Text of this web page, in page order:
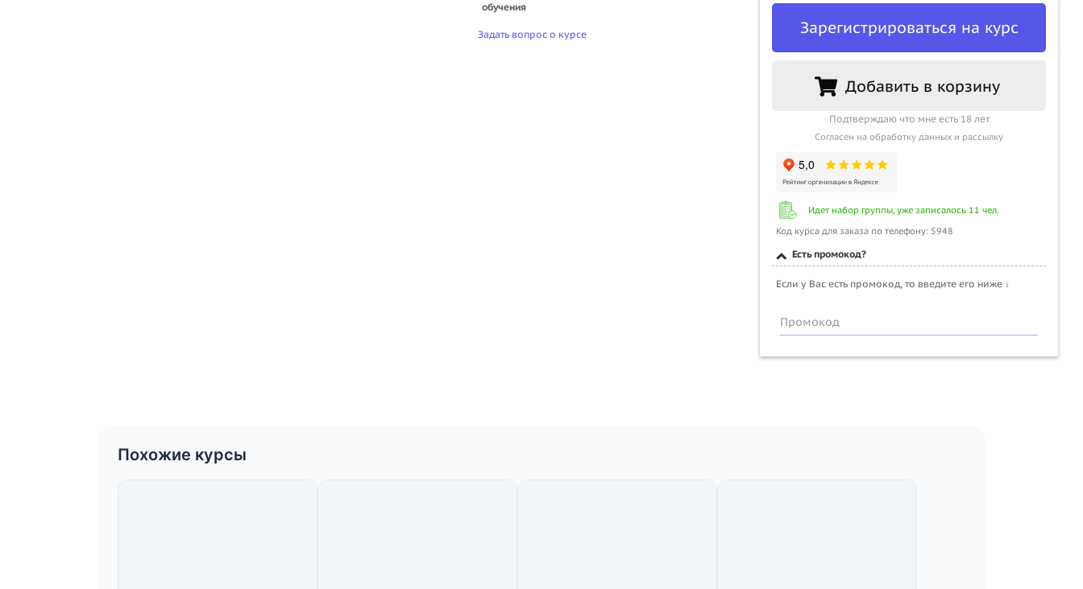
обучения
Задать вопрос о курсе Зарегистрироваться на курс
Добавить в корзину
Подтверждаю что мне есть 18 лет
Согласен на обработку данных и рассылку
Идет набор группы, уже записалось 11 чел.
Код курса для заказа по телефону: 5948
Есть промокод?
Если у Вас есть промокод, то введите его ниже ↓
Промокод
Похожие курсы